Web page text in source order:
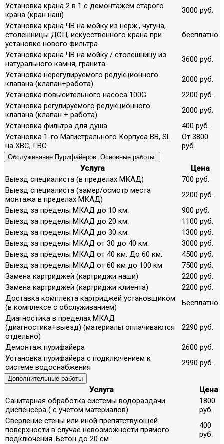
Установка крана 2 в 1 с демонтажем старого
крана (кран наш)
3000 руб.
Установка крана ЧВ на мойку из нерж., чугуна,
столешницы ДСП, искусственного крана при
установке нового фильтра
бесплатно
Установка крана ЧВ на мойку / столешницу из
натурального камня, гранита
3600 руб.
Установка нерегулируемого редукционного
клапана (клапан+работа)
2000 руб.
Установка повысительного насоса 100G
2200 руб.
Установка регулируемого редукционного
клапана (клапан + работа)
2000 руб.
Установка фильтра для душа
400 руб.
Установка 1-го Магистрального Корпуса ВВ, SL
на ХВС, ГВС
От 3800
руб.
Обслуживание Пурифайеров. Основные работы.
Услуга
Цена
Выезд специалиста (в пределах МКАД)
700 руб.
Выезд специалиста (замер/осмотр места
монтажа в пределах МКАД)
2200 руб.
Выезд за пределы МКАД до 10 км.
900 руб.
Выезд за пределы МКАД до 20 км.
1100 руб.
Выезд за пределы МКАД до 30 км.
1300 руб.
Выезд за пределы МКАД от 30 до 40 км.
3000 руб.
Выезд за пределы МКАД от 40 км. До 60 км.
4500 руб.
Выезд за пределы МКАД от 60 км до 100 км.
7500 руб.
Замена картриджей (картриджи наши)
2200 руб.
Замена картриджей (картриджи клиента)
2200 руб.
Доставка комплекта картриджей установщиком
(в комплексе с обслуживанием)
Бесплатно
Диагностика в пределах МКАД
(диагностика+выезд) (материалы оплачиваются
отдельно)
2290 руб.
Демонтаж пурифайера
2600 руб.
Установка пурифайера с подключением к
системе водоснабжения
2990 руб.
Дополнительные работы
Услуга
Цена
Санитарная обработка системы водораздачи
диспенсера ( с учетом материалов)
1800
руб.
Сверление стены или иной препятствующей
поверхности в случае невозможности прямого
подключения. Бетон до 20 см
400
руб.